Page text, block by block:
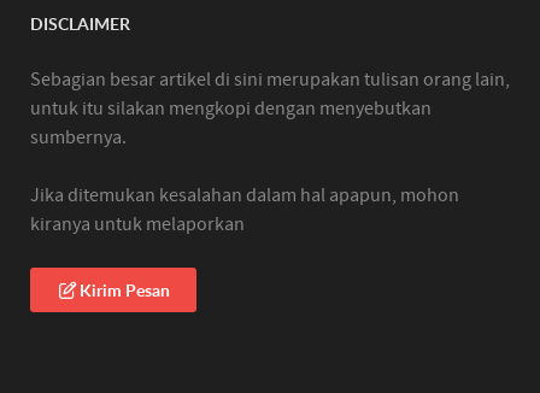
DISCLAIMER
Sebagian besar artikel di sini merupakan tulisan orang lain,
untuk itu silakan mengkopi dengan menyebutkan
sumbernya.
Jika ditemukan kesalahan dalam hal apapun, mohon
kiranya untuk melaporkan
Kirim Pesan